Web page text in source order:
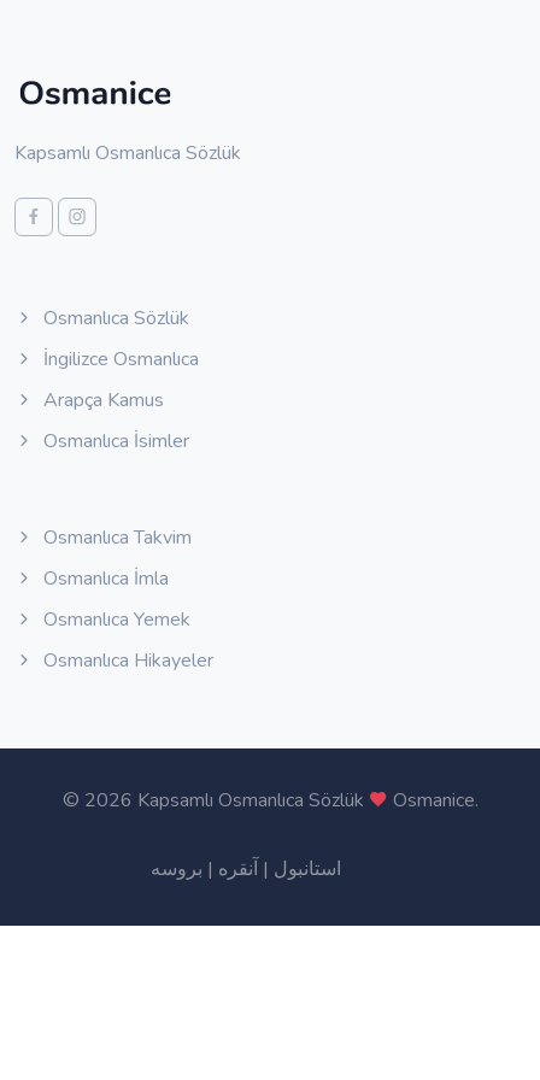
Kapsamlı Osmanlıca Sözlük
Osmanlıca Sözlük
İngilizce Osmanlıca
Arapça Kamus
Osmanlıca İsimler
Osmanlıca Takvim
Osmanlıca İmla
Osmanlıca Yemek
Osmanlıca Hikayeler
© 2026 Kapsamlı Osmanlıca Sözlük Osmanice.
استانبول | آنقره | بروسه